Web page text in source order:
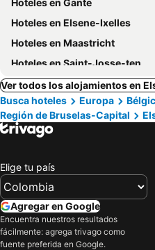
Hoteles en Gante
Hoteles en Elsene-Ixelles
Hoteles en Maastricht
Hoteles en Saint-Josse-ten-Noode
Ver todos los alojamientos en
Busca hoteles
Europa
Región de Bruselas-Capital
Elige tu país
Agregar en Google
Encuentra nuestros resultados
fácilmente: agrega trivago como
fuente preferida en Google.